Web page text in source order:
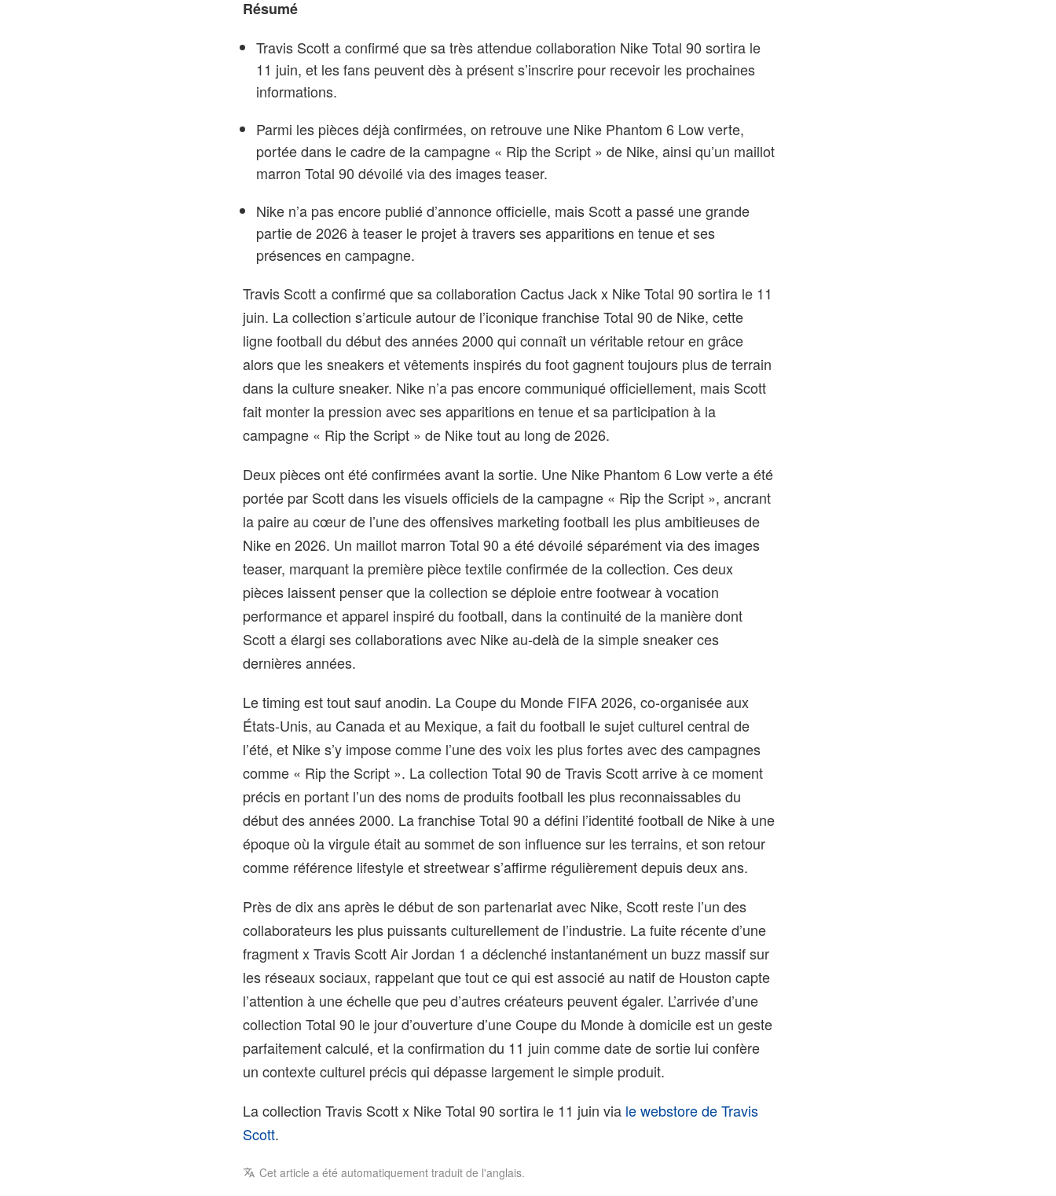
Résumé
Travis Scott a confirmé que sa très attendue collaboration Nike Total 90 sortira le
11 juin, et les fans peuvent dès à présent s’inscrire pour recevoir les prochaines
informations.
Parmi les pièces déjà confirmées, on retrouve une Nike Phantom 6 Low verte,
portée dans le cadre de la campagne « Rip the Script » de Nike, ainsi qu’un maillot
marron Total 90 dévoilé via des images teaser.
Nike n’a pas encore publié d’annonce officielle, mais Scott a passé une grande
partie de 2026 à teaser le projet à travers ses apparitions en tenue et ses
présences en campagne.
Travis Scott a confirmé que sa collaboration Cactus Jack x Nike Total 90 sortira le 11
juin. La collection s’articule autour de l’iconique franchise Total 90 de Nike, cette
ligne football du début des années 2000 qui connaît un véritable retour en grâce
alors que les sneakers et vêtements inspirés du foot gagnent toujours plus de terrain
dans la culture sneaker. Nike n’a pas encore communiqué officiellement, mais Scott
fait monter la pression avec ses apparitions en tenue et sa participation à la
campagne « Rip the Script » de Nike tout au long de 2026.
Deux pièces ont été confirmées avant la sortie. Une Nike Phantom 6 Low verte a été
portée par Scott dans les visuels officiels de la campagne « Rip the Script », ancrant
la paire au cœur de l’une des offensives marketing football les plus ambitieuses de
Nike en 2026. Un maillot marron Total 90 a été dévoilé séparément via des images
teaser, marquant la première pièce textile confirmée de la collection. Ces deux
pièces laissent penser que la collection se déploie entre footwear à vocation
performance et apparel inspiré du football, dans la continuité de la manière dont
Scott a élargi ses collaborations avec Nike au‑delà de la simple sneaker ces
dernières années.
Le timing est tout sauf anodin. La Coupe du Monde FIFA 2026, co‑organisée aux
États‑Unis, au Canada et au Mexique, a fait du football le sujet culturel central de
l’été, et Nike s’y impose comme l’une des voix les plus fortes avec des campagnes
comme « Rip the Script ». La collection Total 90 de Travis Scott arrive à ce moment
précis en portant l’un des noms de produits football les plus reconnaissables du
début des années 2000. La franchise Total 90 a défini l’identité football de Nike à une
époque où la virgule était au sommet de son influence sur les terrains, et son retour
comme référence lifestyle et streetwear s’affirme régulièrement depuis deux ans.
Près de dix ans après le début de son partenariat avec Nike, Scott reste l’un des
collaborateurs les plus puissants culturellement de l’industrie. La fuite récente d’une
fragment x Travis Scott Air Jordan 1 a déclenché instantanément un buzz massif sur
les réseaux sociaux, rappelant que tout ce qui est associé au natif de Houston capte
l’attention à une échelle que peu d’autres créateurs peuvent égaler. L’arrivée d’une
collection Total 90 le jour d’ouverture d’une Coupe du Monde à domicile est un geste
parfaitement calculé, et la confirmation du 11 juin comme date de sortie lui confère
un contexte culturel précis qui dépasse largement le simple produit.
La collection Travis Scott x Nike Total 90 sortira le 11 juin via le webstore de Travis
Scott.
Cet article a été automatiquement traduit de l'anglais.